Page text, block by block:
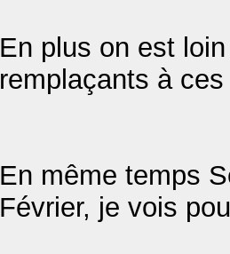
En plus on est
remplaçants à
En même temps
Février, je vois